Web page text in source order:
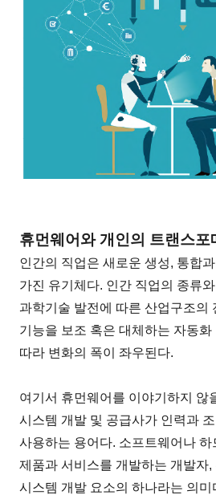
휴먼웨어와 개인의 트랜스
인간의 직업은 새로운 생성, 통합
가진 유기체다. 인간 직업의 종류
과학기술 발전에 따른 산업구조의
기능을 보조 혹은 대체하는 자동화
따라 변화의 폭이 좌우된다.
여기서 휴먼웨어를 이야기하지 않
시스템 개발 및 공급사가 인력과
사용하는 용어다. 소프트웨어나 하
제품과 서비스를 개발하는 개발자,
시스템 개발 요소의 하나라는 의